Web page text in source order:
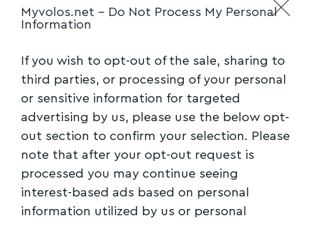
Myvolos.net - Do Not Process My Personal
Information
If you wish to opt-out of the sale, sharing to
third parties, or processing of your personal
or sensitive information for targeted
advertising by us, please use the below opt-
out section to confirm your selection. Please
note that after your opt-out request is
processed you may continue seeing
interest-based ads based on personal
information utilized by us or personal
πραγματικά Ντροπή του και σε όποιον άλλον
«πραγματικά που ενώ έχουμε δώσει ήδη και
την δυνατότητα άσκησης παραλλήλου
ιδιωτικού έργου και επιπλέον χρήματα με τα
απογευματινά χειρουργεία, υπάρχουν ακόμη
ασυνείδητοι γιατροί που εκμεταλλεύονται την
δύσκολη στιγμή των ασθενών και των
οικογενειών τους».